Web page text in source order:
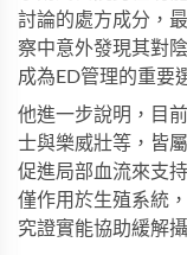
討論的處方成分，
察中意外發現其對
成為ED管理的重要
他進一步說明，目
士與樂威壯等，皆
促進局部血流來支
僅作用於生殖系統
究證實能協助緩解